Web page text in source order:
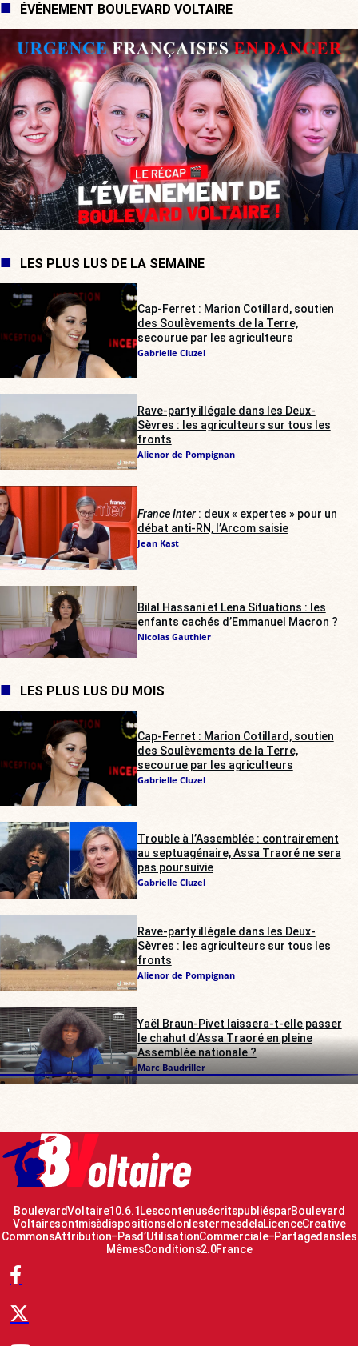
ÉVÉNEMENT BOULEVARD VOLTAIRE
LES PLUS LUS DE LA SEMAINE
Cap-Ferret : Marion Cotillard, soutien
des Soulèvements de la Terre,
secourue par les agriculteurs
Gabrielle Cluzel
Rave-party illégale dans les Deux-
Sèvres : les agriculteurs sur tous les
fronts
Alienor de Pompignan
France Inter: deux « expertes » pour un
débat anti-RN, l’Arcom saisie
Jean Kast
Bilal Hassani et Lena Situations : les
enfants cachés d’Emmanuel Macron ?
Nicolas Gauthier
LES PLUS LUS DU MOIS
Cap-Ferret : Marion Cotillard, soutien
des Soulèvements de la Terre,
secourue par les agriculteurs
Gabrielle Cluzel
Trouble à l’Assemblée : contrairement
au septuagénaire, Assa Traoré ne sera
pas poursuivie
Gabrielle Cluzel
Rave-party illégale dans les Deux-
Sèvres : les agriculteurs sur tous les
fronts
Alienor de Pompignan
Yaël Braun-Pivet laissera-t-elle passer
le chahut d’Assa Traoré en pleine
Assemblée nationale ?
Marc Baudriller
Boulevard Voltaire 10.6.1 Les contenus écrits publiés par Boulevard
Voltaire sont mis à disposition selon les termes de la Licence Creative
Commons Attribution – Pas d’Utilisation Commerciale – Partage dans les
Mêmes Conditions 2.0 France